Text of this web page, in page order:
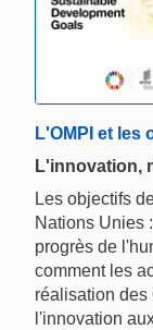
L'OMPI et les
L'innovation,
Les objectifs
Nations Unies
progrès de
comment les
réalisation des
l'innovation